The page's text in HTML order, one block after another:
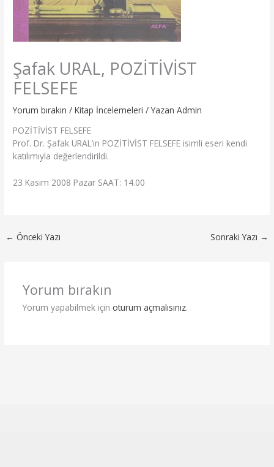
Şafak URAL, POZİTİVİST
FELSEFE
Yorum bırakın /Kitap İncelemeleri / Yazan Admin
POZİTİVİST FELSEFE
Prof. Dr. Şafak URAL’ın POZİTİVİST FELSEFE isimli eseri kendi
katılımıyla değerlendirildi.
23 Kasım 2008 Pazar SAAT: 14.00
← Önceki Yazı Sonraki Yazı →
Yorum bırakın
Yorum yapabilmek için oturum açmalısınız.